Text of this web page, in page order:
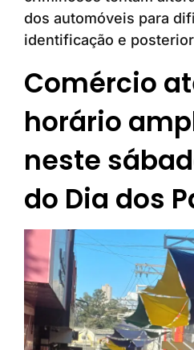
dos automóveis para
identificação e
Comércio
horário
neste
do Dia dos